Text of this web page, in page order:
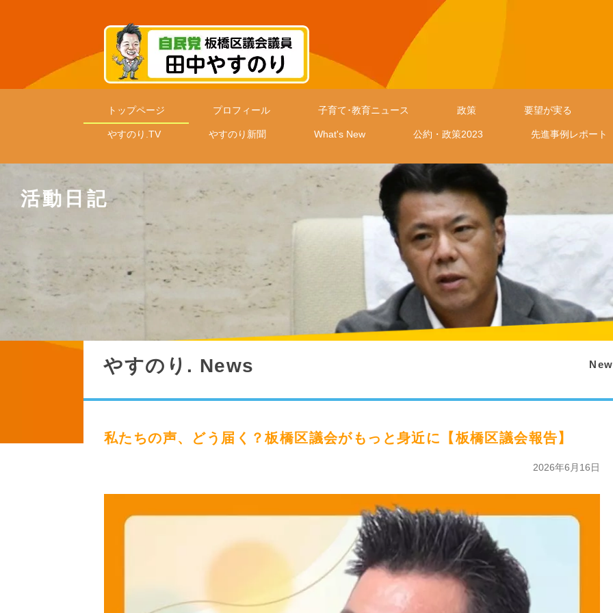
トップページ プロフィール 子育て･教育ニュース 政策 要望が実る
やすのり.TV やすのり新聞 What's New 公約・政策2023 先進事例レポート
活動日記
やすのり. News
私たちの声、どう届く？板橋区議会がもっと身近に【板橋区議会報告】
2026年6月16日